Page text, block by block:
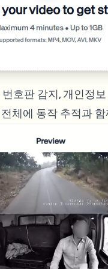
호판 감지, 개인정
체에 동작 추적과